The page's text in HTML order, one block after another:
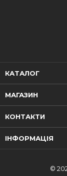
КАТАЛОГ
МАГАЗИН
КОНТАКТИ
ІНФОРМАЦІЯ
©